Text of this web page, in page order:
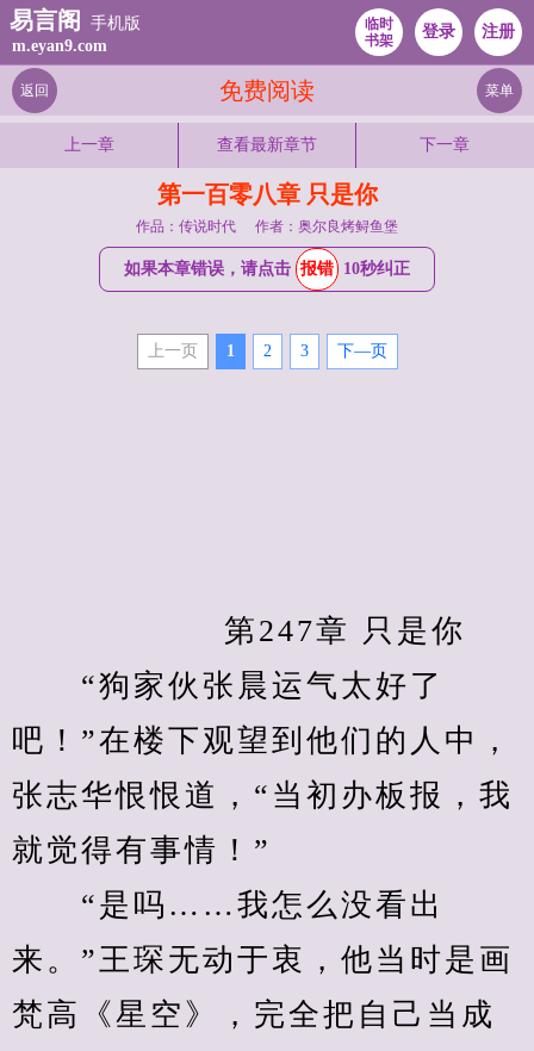
易言阁
手机版
m.eyan9.com
临时
书架
登录 注册
免费阅读
返回 菜单
上一章 查看最新章节 下一章
第一百零八章 只是你
作品：传说时代 作者：奥尔良烤鲟鱼堡
如果本章错误，请点击 报错 10秒纠正
上一页 1 2 3 下—页
第247章 只是你
“狗家伙张晨运气太好了
吧！”在楼下观望到他们的人中，
张志华恨恨道，“当初办板报，我
就觉得有事情！”
“是吗……我怎么没看出
来。”王琛无动于衷，他当时是画
梵高《星空》，完全把自己当成